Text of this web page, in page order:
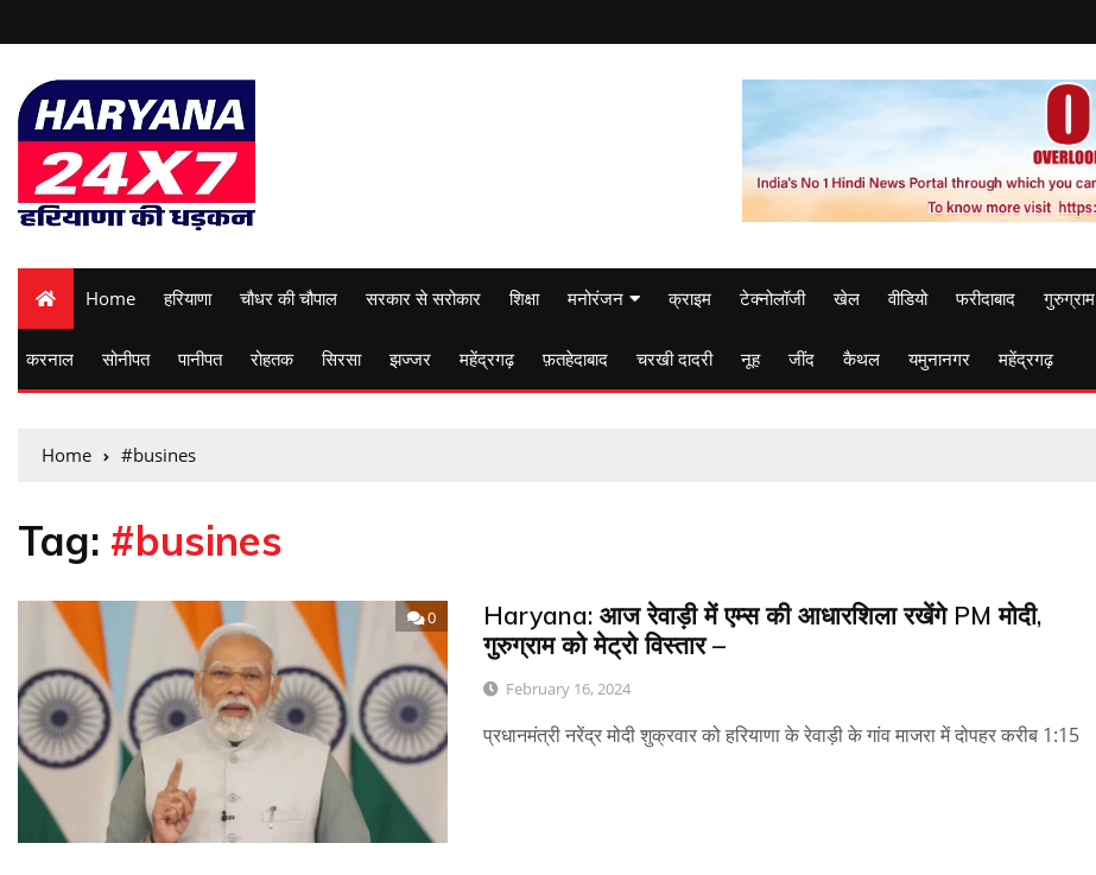
Home हरियाणा चौधर की चौपाल सरकार से सरोकार शिक्षा मनोरंजन क्राइम टेक्नोलॉजी खेल वीडियो फरीदाबाद गुरुग्राम
करनाल सोनीपत पानीपत रोहतक सिरसा झज्जर महेंद्रगढ़ फ़तहेदाबाद चरखी दादरी नूह जींद कैथल यमुनानगर महेंद्रगढ़
Home #busines
Tag: #busines
0
Haryana: आज रेवाड़ी में एम्स की आधारशिला रखेंगे PM मोदी,
गुरुग्राम को मेट्रो विस्तार –
February 16, 2024
प्रधानमंत्री नरेंद्र मोदी शुक्रवार को हरियाणा के रेवाड़ी के गांव माजरा में दोपहर करीब 1:15